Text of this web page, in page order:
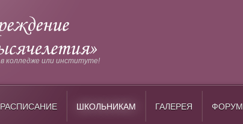
колледже или институте!
РАСПИСАНИЕ ШКОЛЬНИКАМ ГАЛЕРЕЯ ФОРУМ